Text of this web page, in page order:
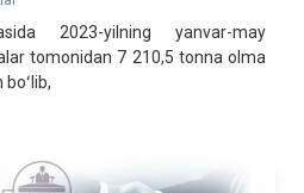
2023-yilning yanvar-may
tomonidan 7 210,5 tonna olma